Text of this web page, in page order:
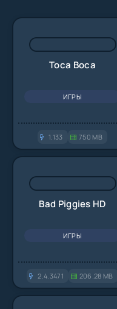
Toca Boca
ИГРЫ
1.133 750 MB
Bad Piggies HD
ИГРЫ
2.4.3471 206.28 MB